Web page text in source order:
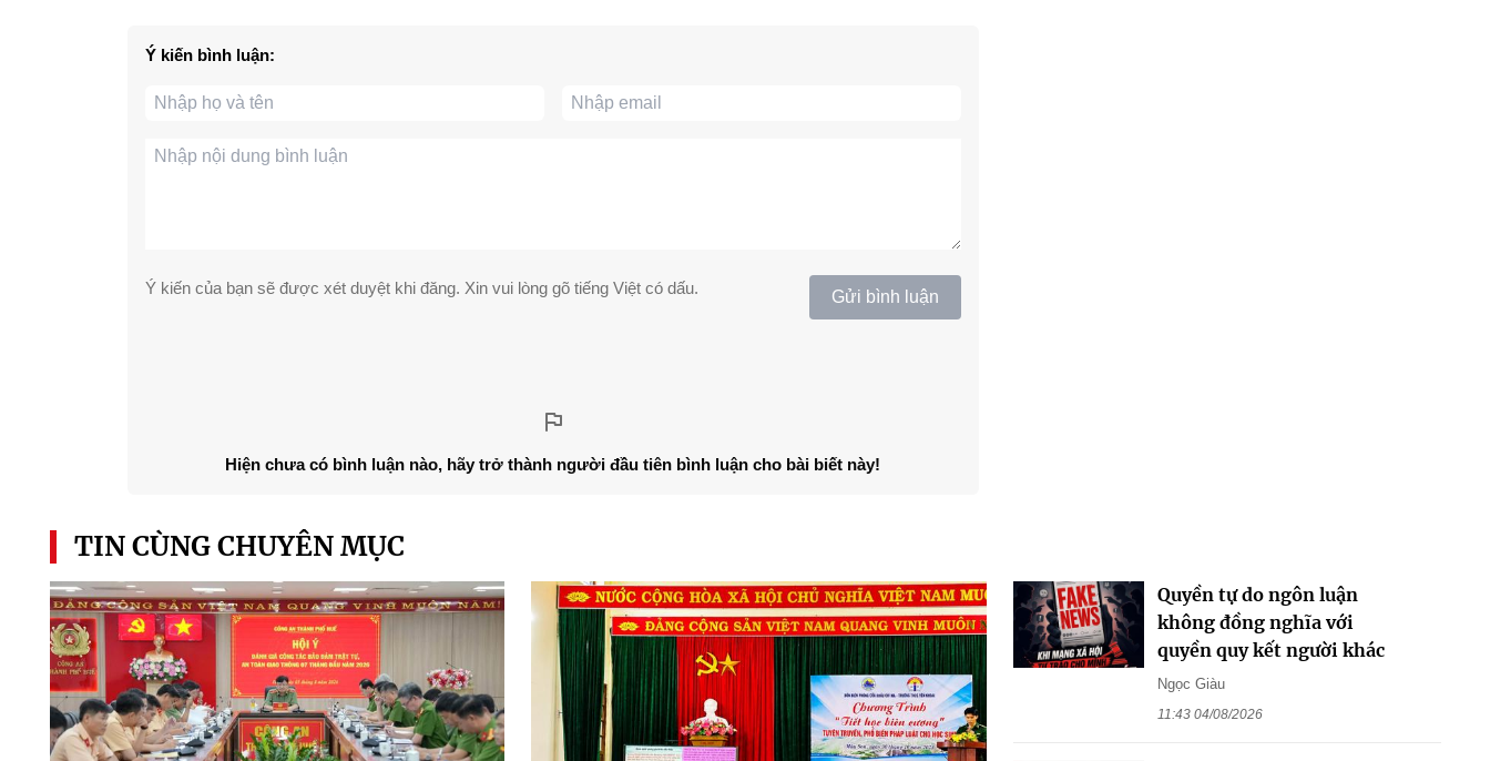
Ý kiến bình luận:
Ý kiến của bạn sẽ được xét duyệt khi đăng. Xin vui lòng gõ tiếng Việt có dấu. Gửi bình luận
Hiện chưa có bình luận nào, hãy trở thành người đầu tiên bình luận cho bài biết này!
TIN CÙNG CHUYÊN MỤC
Quyền tự do ngôn luận
không đồng nghĩa với
quyền quy kết người khác
Ngọc Giàu
11:43 04/08/2026